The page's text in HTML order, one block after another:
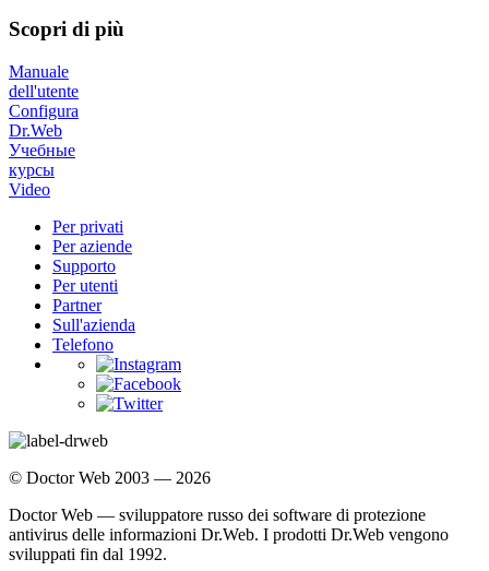
Scopri di più
Manuale
dell'utente
Configura
Dr.Web
Учебные
курсы
Video
Per privati
Per aziende
Supporto
Per utenti
Partner
Sull'azienda
Telefono
© Doctor Web 2003 — 2026
Doctor Web — sviluppatore russo dei software di protezione
antivirus delle informazioni Dr.Web. I prodotti Dr.Web vengono
sviluppati fin dal 1992.